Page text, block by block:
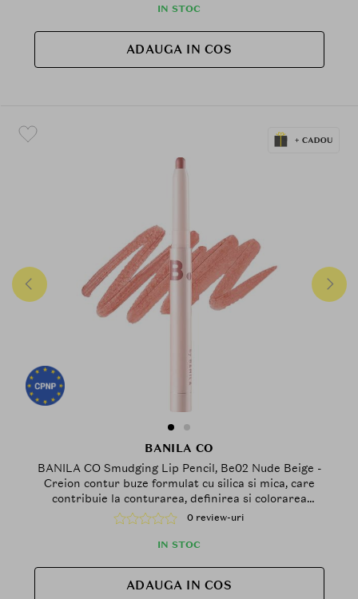
IN STOC
ADAUGA IN COS
BANILA CO
BANILA CO Smudging Lip Pencil, Be02 Nude Beige -
Creion contur buze formulat cu silica si mica, care
contribuie la conturarea, definirea si colorarea
buzelor si la metinerea confortului pe buze
0 review-uri
IN STOC
ADAUGA IN COS